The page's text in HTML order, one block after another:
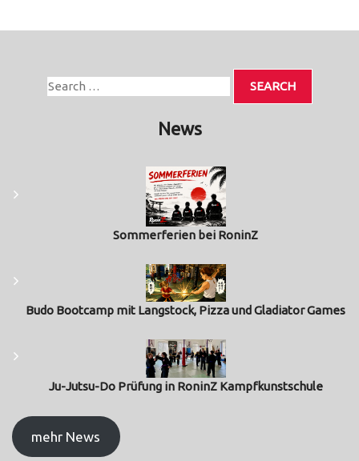
News
Sommerferien bei RoninZ
Budo Bootcamp mit Langstock, Pizza und Gladiator Games
Ju-Jutsu-Do Prüfung in RoninZ Kampfkunstschule
mehr News